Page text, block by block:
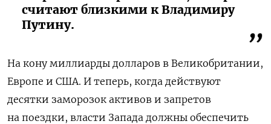
считают близкими к Владимиру
Путину.
На кону миллиарды долларов в Великобритании,
Европе и США. И теперь, когда действуют
десятки заморозок активов и запретов
на поездки, власти Запада должны обеспечить